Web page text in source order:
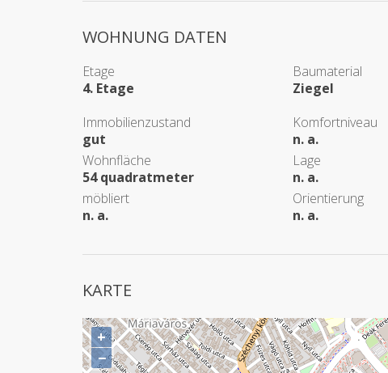
WOHNUNG DATEN
Etage
4. Etage
Baumaterial
Ziegel
Immobilienzustand
gut
Komfortniveau
n. a.
Wohnfläche
54 quadratmeter
Lage
n. a.
möbliert
n. a.
Orientierung
n. a.
KARTE
+
−